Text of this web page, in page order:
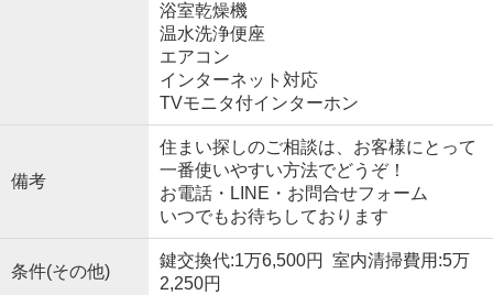
浴室乾燥機
温水洗浄便座
エアコン
インターネット対応
TVモニタ付インターホン
備考
住まい探しのご相談は、お客様にとって
一番使いやすい方法でどうぞ！
お電話・LINE・お問合せフォーム
いつでもお待ちしております
条件(その他)
鍵交換代:1万6,500円 室内清掃費用:5万
2,250円